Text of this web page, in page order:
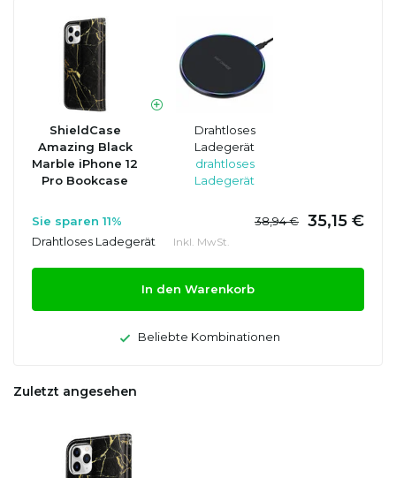
ShieldCase
Amazing Black
Marble iPhone 12
Pro Bookcase
Drahtloses
Ladegerät
drahtloses
Ladegerät
Sie sparen 11% 38,94 € 35,15 €
Drahtloses Ladegerät Inkl. MwSt.
In den Warenkorb
Beliebte Kombinationen
Zuletzt angesehen